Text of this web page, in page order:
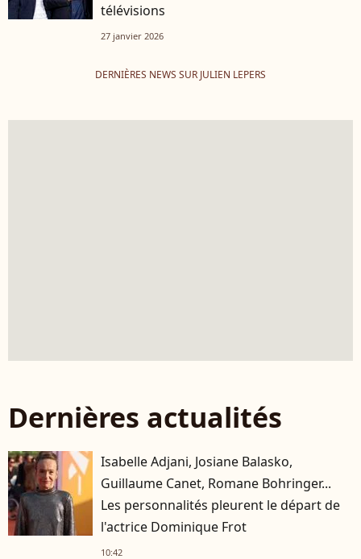
télévisions
27 janvier 2026
DERNIÈRES NEWS SUR JULIEN LEPERS
Dernières actualités
Isabelle Adjani, Josiane Balasko,
Guillaume Canet, Romane Bohringer...
Les personnalités pleurent le départ de
l'actrice Dominique Frot
10:42